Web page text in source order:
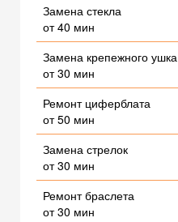
Замена стекла
от 40 мин
Замена крепежного ушка
от 30 мин
Ремонт циферблата
от 50 мин
Замена стрелок
от 30 мин
Ремонт браслета
от 30 мин